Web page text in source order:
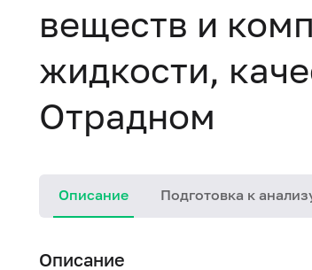
веществ и
жидкости,
Отрадном
Описание Подготовка к
Описание